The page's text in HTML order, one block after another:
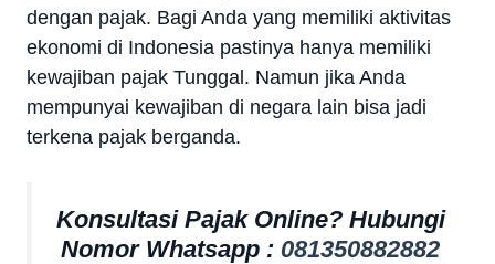
dengan pajak. Bagi Anda yang memiliki aktivitas
ekonomi di Indonesia pastinya hanya memiliki
kewajiban pajak Tunggal. Namun jika Anda
mempunyai kewajiban di negara lain bisa jadi
terkena pajak berganda.
Konsultasi Pajak Online? Hubungi
Nomor Whatsapp : 081350882882